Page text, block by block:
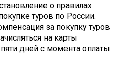
о правилах
туров по России.
за покупку туров
на карты
дней с момента оплаты